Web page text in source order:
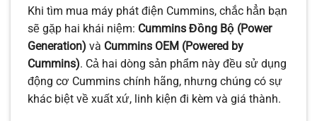
Khi tìm mua máy phát điện Cummins, chắc hẳn bạn
sẽ gặp hai khái niệm: Cummins Đồng Bộ (Power
Generation) và Cummins OEM (Powered by
Cummins). Cả hai dòng sản phẩm này đều sử dụng
động cơ Cummins chính hãng, nhưng chúng có sự
khác biệt về xuất xứ, linh kiện đi kèm và giá thành.